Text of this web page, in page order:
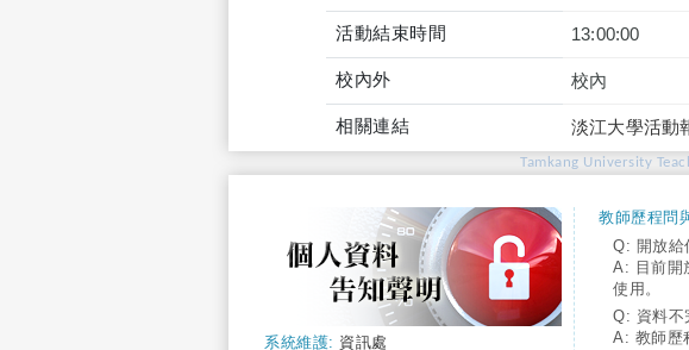
活動結束時間 13:00:00
校內外 校內
相關連結 淡江大學活動
Tamkang University
系統維護: 資訊處
教師歷程問
Q: 開放給
A: 目前開
使用。
Q: 資料不
A: 教師歷